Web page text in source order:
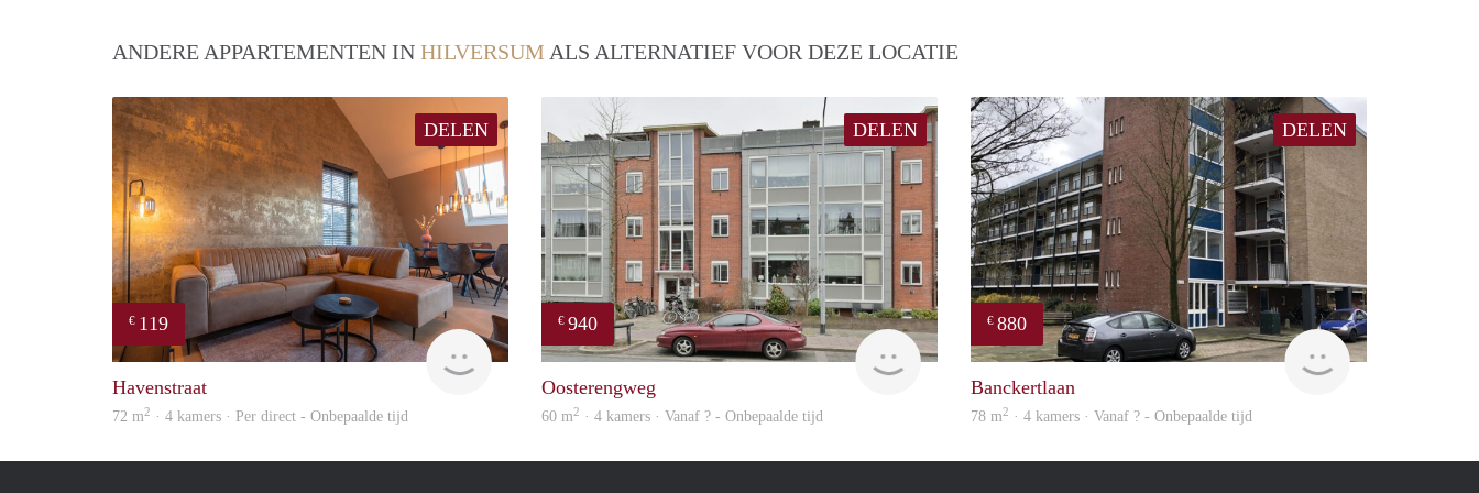
ANDERE APPARTEMENTEN IN HILVERSUM ALS ALTERNATIEF VOOR DEZE LOCATIE
DELEN
€ 119
housing
Havenstraat
72 m2 · 4 kamers · Per direct - Onbepaalde tijd
DELEN
€ 940
Woning
Oosterengweg
60 m2 · 4 kamers · Vanaf ? - Onbepaalde tijd
DELEN
€ 880
Woning
Banckertlaan
78 m2 · 4 kamers · Vanaf ? - Onbepaalde tijd